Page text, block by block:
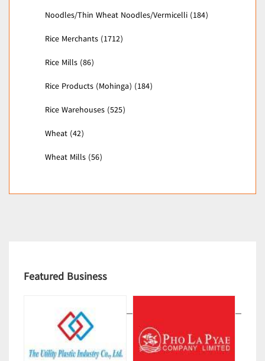
Noodles/Thin Wheat Noodles/Vermicelli (184)
Rice Merchants (1712)
Rice Mills (86)
Rice Products (Mohinga) (184)
Rice Warehouses (525)
Wheat (42)
Wheat Mills (56)
Featured Business